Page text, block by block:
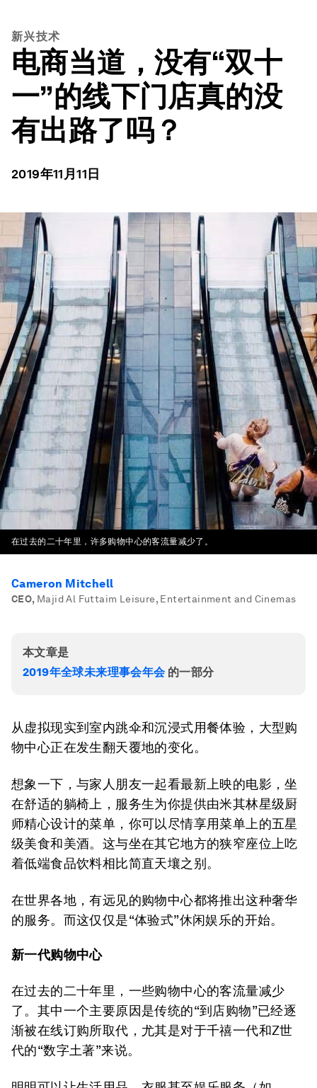
新兴技术
电商当道，没有“双十
一”的线下门店真的没
有出路了吗？
2019年11月11日
在过去的二十年里，许多购物中心的客流量减少了。
Cameron Mitchell
CEO, Majid Al Futtaim Leisure, Entertainment and Cinemas
本文章是
2019年全球未来理事会年会的一部分
从虚拟现实到室内跳伞和沉浸式用餐体验，大型购
物中心正在发生翻天覆地的变化。
想象一下，与家人朋友一起看最新上映的电影，坐
在舒适的躺椅上，服务生为你提供由米其林星级厨
师精心设计的菜单，你可以尽情享用菜单上的五星
级美食和美酒。这与坐在其它地方的狭窄座位上吃
着低端食品饮料相比简直天壤之别。
在世界各地，有远见的购物中心都将推出这种奢华
的服务。而这仅仅是“体验式”休闲娱乐的开始。
新一代购物中心
在过去的二十年里，一些购物中心的客流量减少
了。其中一个主要原因是传统的“到店购物”已经逐
渐被在线订购所取代，尤其是对于千禧一代和Z世
代的“数字土著”来说。